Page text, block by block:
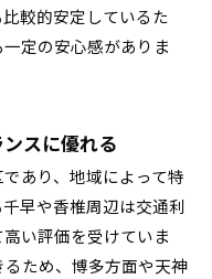
較的安定しているた
定の安心感がありま
スに優れる
あり、地域によって特
早や香椎周辺は交通利
い評価を受けていま
ため、博多方面や天神